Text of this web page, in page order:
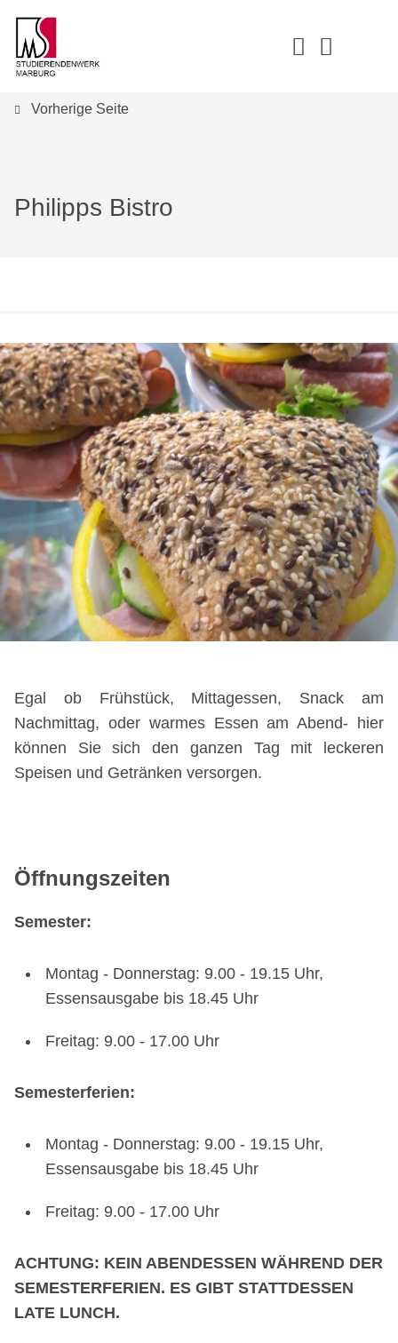
Vorherige Seite
Philipps Bistro
Egal ob Frühstück, Mittagessen, Snack am
Nachmittag, oder warmes Essen am Abend- hier
können Sie sich den ganzen Tag mit leckeren
Speisen und Getränken versorgen.
Öffnungszeiten
Semester:
Montag - Donnerstag: 9.00 - 19.15 Uhr,
Essensausgabe bis 18.45 Uhr
Freitag: 9.00 - 17.00 Uhr
Semesterferien:
Montag - Donnerstag: 9.00 - 19.15 Uhr,
Essensausgabe bis 18.45 Uhr
Freitag: 9.00 - 17.00 Uhr
ACHTUNG: KEIN ABENDESSEN WÄHREND DER
SEMESTERFERIEN. ES GIBT STATTDESSEN
LATE LUNCH.